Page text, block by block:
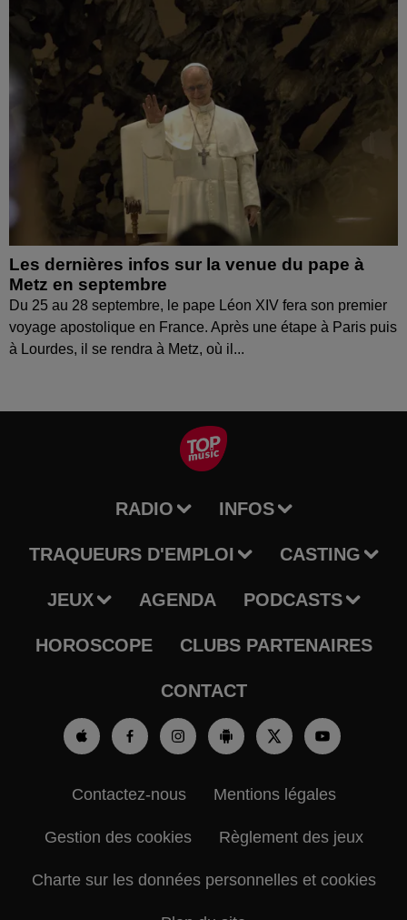
Les dernières infos sur la venue du pape à
Metz en septembre
Du 25 au 28 septembre, le pape Léon XIV fera son premier
voyage apostolique en France. Après une étape à Paris puis
à Lourdes, il se rendra à Metz, où il...
RADIO INFOS
TRAQUEURS D'EMPLOI CASTING
JEUX AGENDA PODCASTS
HOROSCOPE CLUBS PARTENAIRES
CONTACT
Contactez-nous Mentions légales
Gestion des cookies Règlement des jeux
Charte sur les données personnelles et cookies